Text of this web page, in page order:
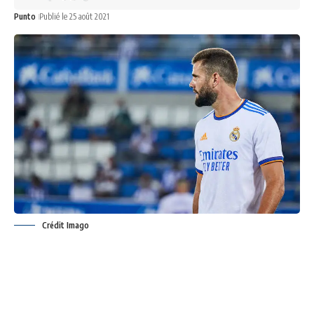
Punto Publié le 25 août 2021
Crédit Imago